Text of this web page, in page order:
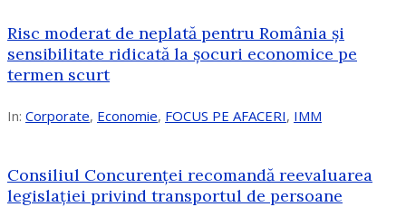
Risc moderat de neplată pentru România și
sensibilitate ridicată la șocuri economice pe
termen scurt
In: Corporate, Economie, FOCUS PE AFACERI, IMM
Consiliul Concurenței recomandă reevaluarea
legislației privind transportul de persoane